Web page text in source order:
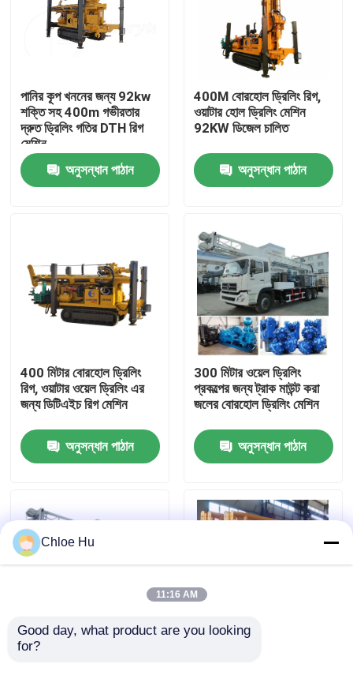
পণ্য
আমাদের সম্পর্কে
কারখানা ভ্রমণ
মান নিয়ন্ত্রণ
খবর
মামলা
উদ্ধৃতির জন্য আবেদন
পানির কূপ খননের জন্য 92kw
শক্তি সহ 400m গভীরতার
দ্রুত ড্রিলিং গতির DTH রিগ
মেশিন
অনুসন্ধান পাঠান
400M বোরহোল ড্রিলিং রিগ,
ওয়াটার হোল ড্রিলিং মেশিন
92KW ডিজেল চালিত
অনুসন্ধান পাঠান
400 মিটার বোরহোল ড্রিলিং
রিগ, ওয়াটার ওয়েল ড্রিলিং এর
জন্য ডিটিএইচ রিগ মেশিন
অনুসন্ধান পাঠান
300 মিটার ওয়েল ড্রিলিং
প্রকল্পের জন্য ট্রাক মাউন্ট করা
জলের বোরহোল ড্রিলিং মেশিন
অনুসন্ধান পাঠান
DF300 6*4 বোরহোল ড্রিলিং
Chloe Hu
11:16 AM
Good day, what product are you looking
for?